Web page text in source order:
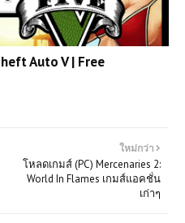
Auto V | Free
ใหม่กว่า
โหลดเกมส์ (PC) Mercenaries 2:
World In Flames เกมส์แอคชั่น
เก่าๆ